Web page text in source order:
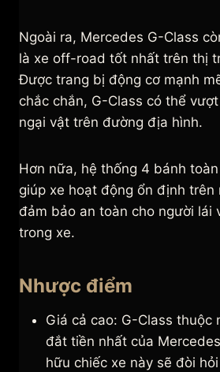
Ngoài ra, Mercedes G-Class
là xe off-road tốt nhất trên thị
Được trang bị động cơ mạnh
chắc chắn, G-Class có thể
ngại vật trên đường địa hình.
Hơn nữa, hệ thống 4 bánh
giúp xe hoạt động ổn định trên
đảm bảo an toàn cho người lái
trong xe.
Nhược điểm
Giá cả cao: G-Class thuộc
đắt tiền nhất của
hữu chiếc xe này sẽ đòi